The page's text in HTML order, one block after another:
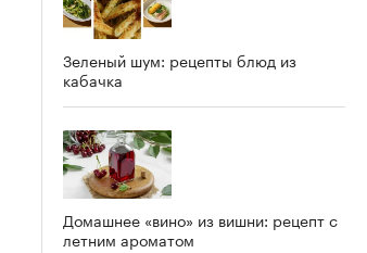
Зеленый шум: рецепты блюд из
кабачка
Домашнее «вино» из вишни: рецепт с
летним ароматом